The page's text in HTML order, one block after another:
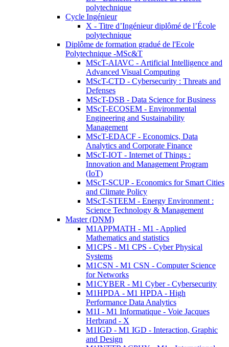
polytechnique
Cycle Ingénieur
X - Titre d’Ingénieur diplômé de l’École
polytechnique
Diplôme de formation gradué de l'Ecole
Polytechnique -MSc&T
MScT-AIAVC - Artificial Intelligence and
Advanced Visual Computing
MScT-CTD - Cybersecurity : Threats and
Defenses
MScT-DSB - Data Science for Business
MScT-ECOSEM - Environmental
Engineering and Sustainability
Management
MScT-EDACF - Economics, Data
Analytics and Corporate Finance
MScT-IOT - Internet of Things :
Innovation and Management Program
(IoT)
MScT-SCUP - Economics for Smart Cities
and Climate Policy
MScT-STEEM - Energy Environment :
Science Technology & Management
Master (DNM)
M1APPMATH - M1 - Applied
Mathematics and statistics
M1CPS - M1 CPS - Cyber Physical
Systems
M1CSN - M1 CSN - Computer Science
for Networks
M1CYBER - M1 Cyber - Cybersecurity
M1HPDA - M1 HPDA - High
Performance Data Analytics
M1I - M1 Informatique - Voie Jacques
Herbrand - X
M1IGD - M1 IGD - Interaction, Graphic
and Design